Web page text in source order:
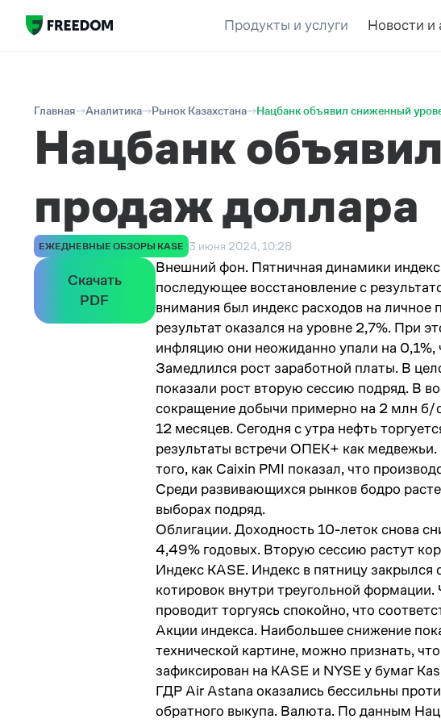
Продукты и услуги Новости и
Главная Аналитика Рынок Казахстана Нацбанк объявил сниженный
Нацбанк
продаж доллара
ЕЖЕДНЕВНЫЕ ОБЗОРЫ KASE 3 июня 2024, 10:28
Скачать
PDF
Внешний фон. Пятничная динамики
последующее восстановление с
внимания был индекс расходов на личное
результат оказался на уровне 2,7%. При
инфляцию они неожиданно упали на 0,1%,
Замедлился рост заработной платы. В
показали рост вторую сессию подряд. В
сокращение добычи примерно на 2 млн б/с
12 месяцев. Сегодня с утра нефть
результаты встречи ОПЕК+ как медвежьи.
того, как Caixin PMI показал, что
Среди развивающихся рынков бодро
выборах подряд.
Облигации. Доходность 10-леток снова
4,49% годовых. Вторую сессию растут
Индекс KASE. Индекс в пятницу
котировок внутри треугольной
проводит торгуясь спокойно, что
Акции индекса. Наибольшее снижение
технической картине, можно признать,
зафиксирован на KASE и NYSE у бумаг
ГДР Air Astana оказались бессильны
обратного выкупа. Валюта. По данным